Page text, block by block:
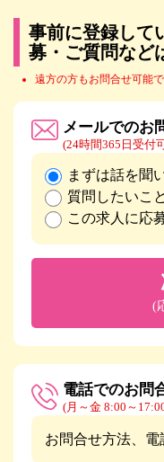
事前に登録して
募・ご質問など
遠方の方もお問合せ可能
メールでのお
(24時間365日受付
まずは話を聞
質問したいこ
この求人に応
(
電話でのお問
(月～金 8:00～
お問合せ方法、